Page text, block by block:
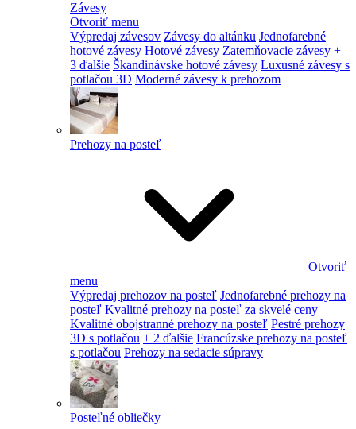
Závesy
Otvoriť menu
Výpredaj závesov Závesy do altánku Jednofarebné
hotové závesy Hotové závesy Zatemňovacie závesy +
3 ďalšie Škandinávske hotové závesy Luxusné závesy s
potlačou 3D Moderné závesy k prehozom
Prehozy na posteľ
Otvoriť
menu
Výpredaj prehozov na posteľ Jednofarebné prehozy na
posteľ Kvalitné prehozy na posteľ za skvelé ceny
Kvalitné obojstranné prehozy na posteľ Pestré prehozy
3D s potlačou + 2 ďalšie Francúzske prehozy na posteľ
s potlačou Prehozy na sedacie súpravy
Posteľné obliečky